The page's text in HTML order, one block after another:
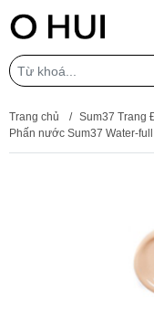
Trang chủ / Sum37 Trang
Phấn nước Sum37 Water-